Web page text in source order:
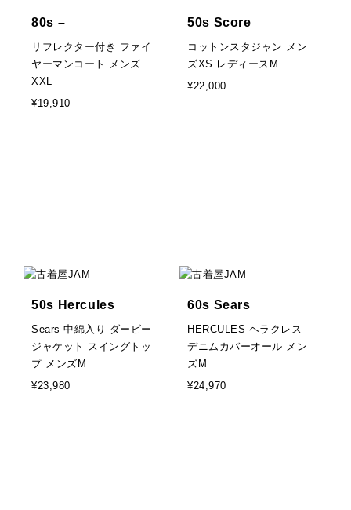
80s –
リフレクター付き ファイ
ヤーマンコート メンズ
XXL
¥19,910
50s Score
コットンスタジャン メン
ズXS レディースM
¥22,000
50s Hercules
Sears 中綿入り ダービー
ジャケット スイングトッ
プ メンズM
¥23,980
60s Sears
HERCULES ヘラクレス
デニムカバーオール メン
ズM
¥24,970